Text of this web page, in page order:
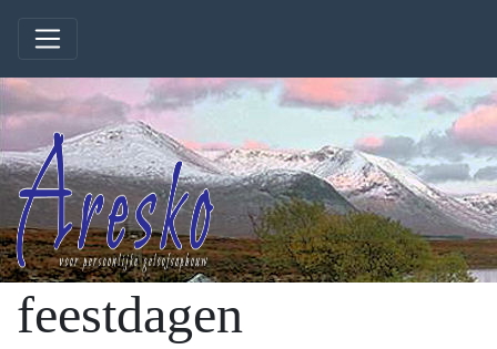
feestdagen